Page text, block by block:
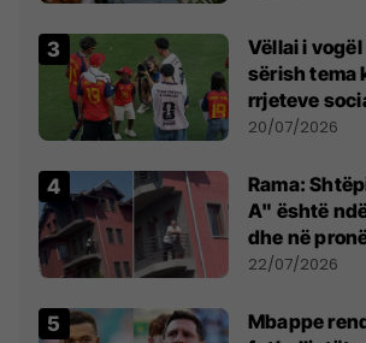
Vëllai i
sërish tema
rrjeteve
vëmendjen
20/07/2026
Rama:
A" është
dhe në
22/07/2026
Mbappe